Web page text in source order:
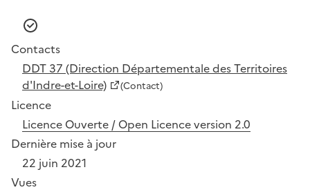
Contacts
DDT 37 (Direction Départementale des Territoires
d'Indre-et-Loire)
(Contact)
Licence
Licence Ouverte / Open Licence version 2.0
Dernière mise à jour
22 juin 2021
Vues